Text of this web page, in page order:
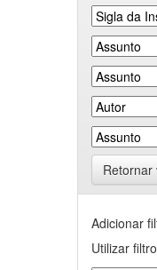
Retornar
Adicionar
Utilizar